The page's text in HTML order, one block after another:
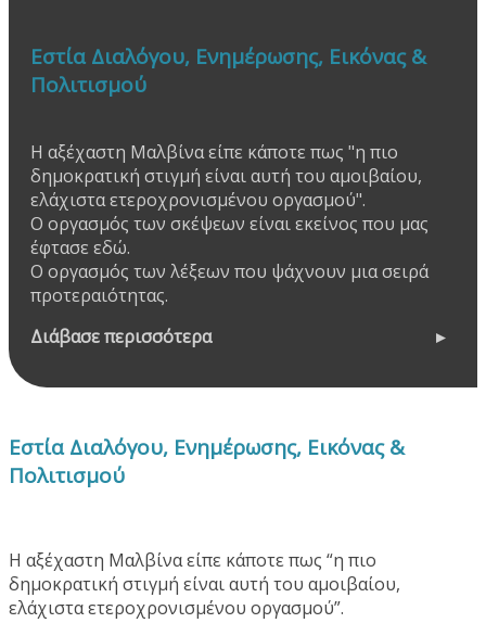
Εστία Διαλόγου, Ενημέρωσης, Εικόνας &
Πολιτισμού
Η αξέχαστη Μαλβίνα είπε κάποτε πως "η πιο
δημοκρατική στιγμή είναι αυτή του αμοιβαίου,
ελάχιστα ετεροχρονισμένου οργασμού".
Ο οργασμός των σκέψεων είναι εκείνος που μας
έφτασε εδώ.
Ο οργασμός των λέξεων που ψάχνουν μια σειρά
προτεραιότητας.
Διάβασε περισσότερα
Εστία Διαλόγου, Ενημέρωσης, Εικόνας &
Πολιτισμού
Η αξέχαστη Μαλβίνα είπε κάποτε πως “η πιο
δημοκρατική στιγμή είναι αυτή του αμοιβαίου,
ελάχιστα ετεροχρονισμένου οργασμού”.